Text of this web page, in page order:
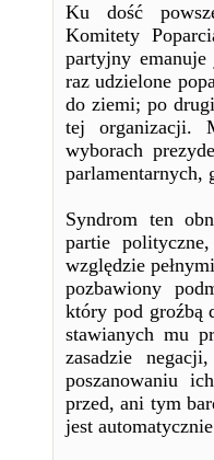
Ku dość
Komitety
partyjny
raz udzielone
do ziemi; po
tej organizacji.
wyborach
parlamentarnych,
Syndrom ten
partie
względzie
pozbawiony
który pod groźbą
stawianych mu
zasadzie
poszanowaniu
przed, ani tym
jest